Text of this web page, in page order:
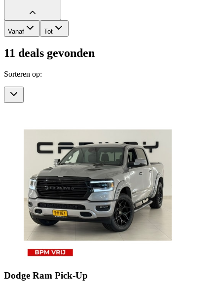
Vanaf Tot
11 deals gevonden
Sorteren op:
Dodge Ram Pick-Up